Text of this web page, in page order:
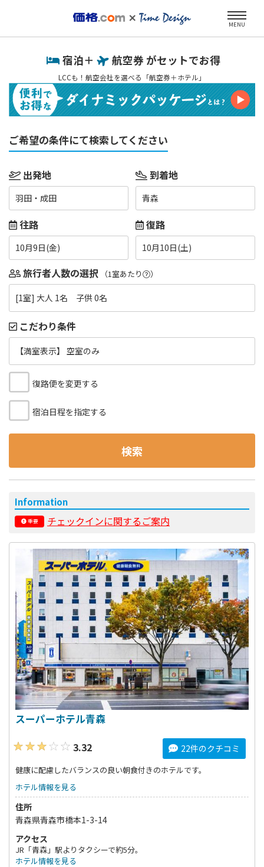
MENU
宿泊＋ 航空券 がセットでお得
LCCも！航空会社を選べる「航空券＋ホテル」
ご希望の条件にて検索してください
出発地
羽田・成田
到着地
青森
往路
10月9日(金)
復路
10月10日(土)
旅行者人数の選択 （1室あたり ）
[1室] 大人 1名 子供 0名
こだわり条件
【満室表示】 空室のみ
復路便を変更する
宿泊日程を指定する
検索
Information
重要 チェックインに関するご案内
スーパーホテル青森
3.32
22件のクチコミ
健康に配慮したバランスの良い朝食付きのホテルです。
ホテル情報を見る
住所
青森県青森市橋本1-3-14
アクセス
JR「青森」駅よりタクシーで約5分。
ホテル情報を見る